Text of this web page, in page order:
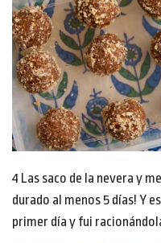
4 Las saco de la nevera y
durado al menos 5 días! Y
primer día y fui